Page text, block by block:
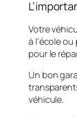
Votre
à l’école
pour le
Un bon
véhicule.